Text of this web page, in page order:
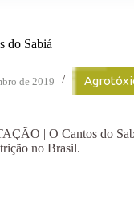
do Sabiá
de 2019
| O Cantos do Sabiá
no Brasil.